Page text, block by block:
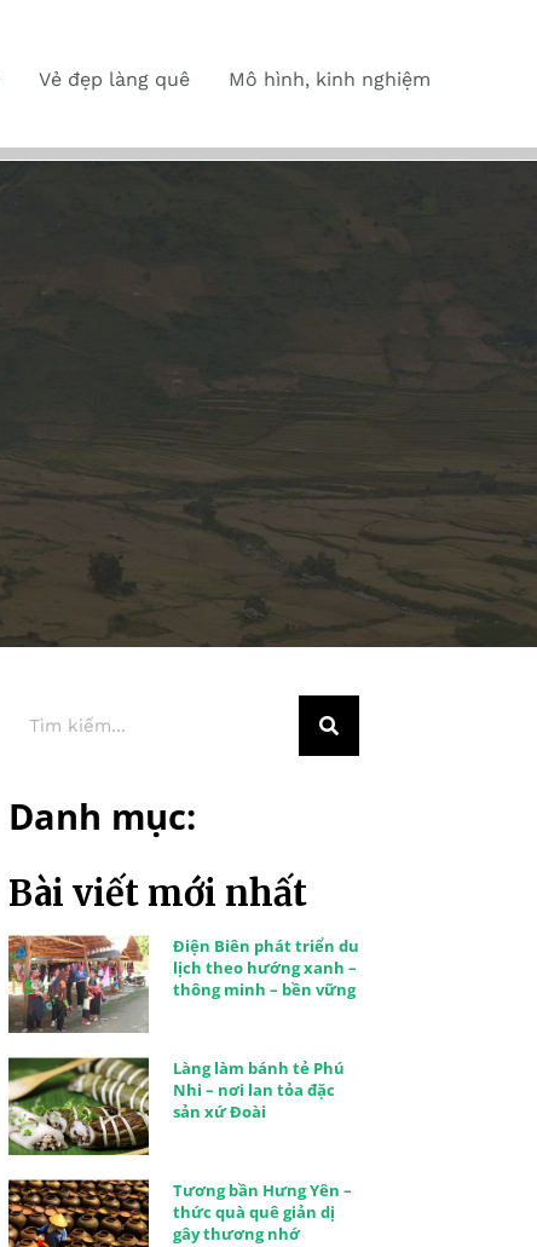
Vẻ đẹp làng quê Mô hình, kinh nghiệm
Danh mục:
Bài viết mới nhất
Điện Biên phát triển du
lịch theo hướng xanh –
thông minh – bền vững
Làng làm bánh tẻ Phú
Nhi – nơi lan tỏa đặc
sản xứ Đoài
Tương bần Hưng Yên –
thức quà quê giản dị
gây thương nhớ